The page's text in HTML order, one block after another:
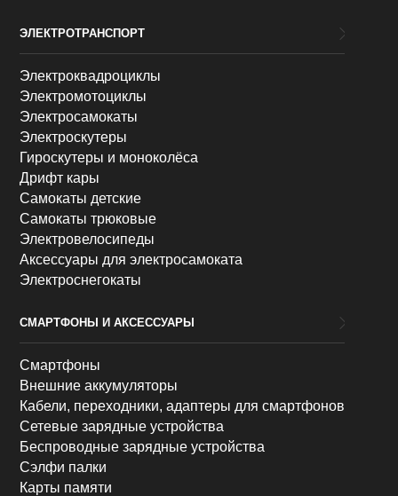
ЭЛЕКТРОТРАНСПОРТ
Электроквадроциклы
Электромотоциклы
Электросамокаты
Электроскутеры
Гироскутеры и моноколёса
Дрифт кары
Самокаты детские
Самокаты трюковые
Электровелосипеды
Аксессуары для электросамоката
Электроснегокаты
СМАРТФОНЫ И АКСЕССУАРЫ
Смартфоны
Внешние аккумуляторы
Кабели, переходники, адаптеры для смартфонов
Сетевые зарядные устройства
Беспроводные зарядные устройства
Сэлфи палки
Карты памяти